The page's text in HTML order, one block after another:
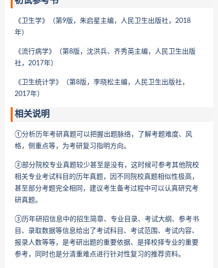
《卫生学》（第9版，朱启星主编，人民卫生出版社，2018
年）
《流行病学》（第8版，沈洪兵、齐秀英主编，人民卫生出版
社，2017年）
《卫生统计学》（第8版，李晓松主编，人民卫生出版社，
2017年）
相关说明
①分析历年考研真题可以把握出题脉络，了解考题难度、风
格，侧重点等，为考研复习指明方向。
②部分院校专业真题较少甚至是没有，这时候可参考其他院校
相关专业考试科目的历年真题，因不同院校真题相似性极高，
甚至部分考题完全相同，建议考生备考过程中可以认真研究考
研真题。
③历年研招信息中的招生简章、专业目录、考试大纲、参考书
目、录取数据等信息给出了考试科目、考试范围、考试内容、
报录人数等等，是考研出题的重要依据、是择校择专业的重要
参考，同时也是分清重难点进行针对性复习的推荐资料。